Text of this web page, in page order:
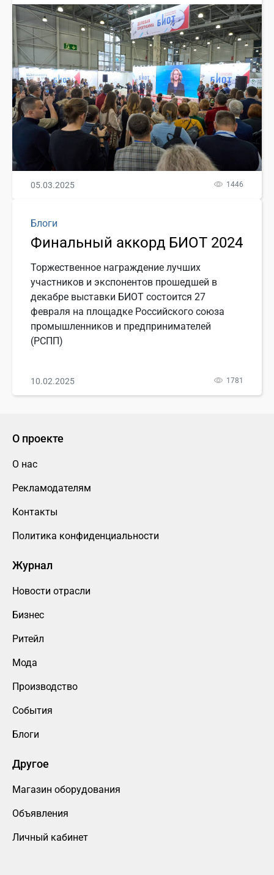
05.03.2025 1446
Блоги
Финальный аккорд БИОТ 2024
Торжественное награждение лучших
участников и экспонентов прошедшей в
декабре выставки БИОТ состоится 27
февраля на площадке Российского союза
промышленников и предпринимателей
(РСПП)
10.02.2025 1781
О проекте
О нас
Рекламодателям
Контакты
Политика конфиденциальности
Журнал
Новости отрасли
Бизнес
Ритейл
Мода
Производство
События
Блоги
Другое
Магазин оборудования
Объявления
Личный кабинет